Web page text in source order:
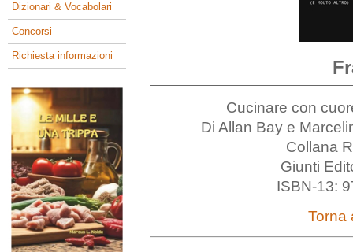
Dizionari & Vocabolari
Concorsi
Richiesta informazioni
Cucinare con
Di Allan Bay e
Collana
Giunti
ISBN-13:
Torna